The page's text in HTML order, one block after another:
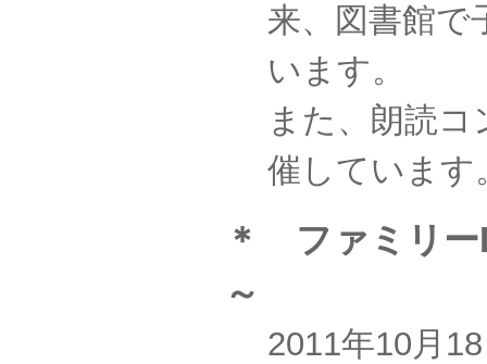
来、図書館で
います。
また、朗読
催しています
＊ ファミリー
～
2011年10月